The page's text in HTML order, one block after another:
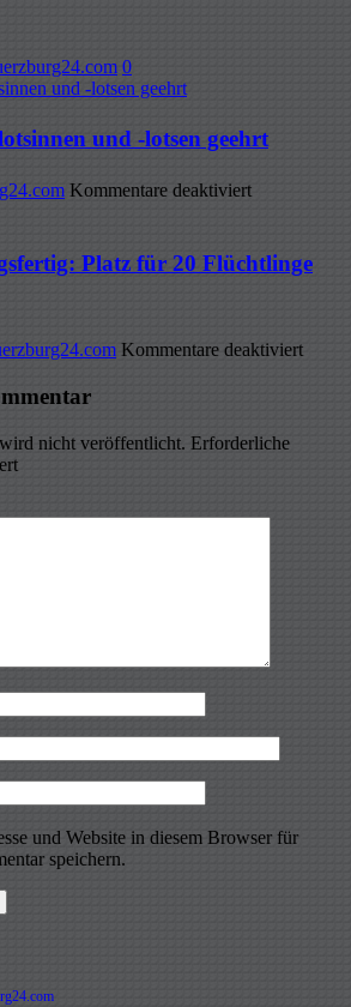
0
und -lotsen geehrt
Kommentare deaktiviertfür
und
geehrt
Platz für 20 Flüchtlinge
Kommentare deaktiviertfür
nicht veröffentlicht. Erforderliche
und Website in diesem Browser für
speichern.